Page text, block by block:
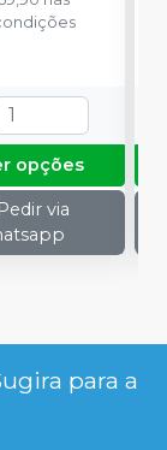
opções
Pedir via
para a